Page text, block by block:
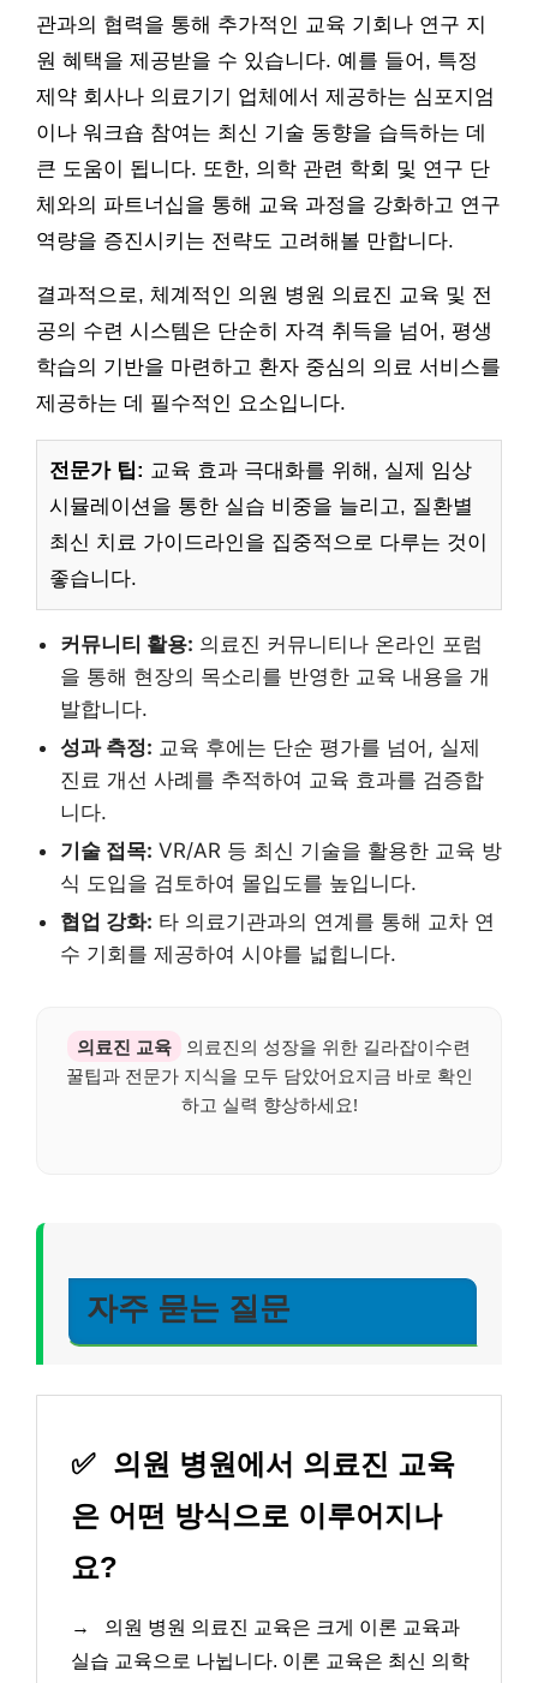
관과의 협력을 통해 추가적인 교육 기회나 연구 지
원 혜택을 제공받을 수 있습니다. 예를 들어, 특정
제약 회사나 의료기기 업체에서 제공하는 심포지엄
이나 워크숍 참여는 최신 기술 동향을 습득하는 데
큰 도움이 됩니다. 또한, 의학 관련 학회 및 연구 단
체와의 파트너십을 통해 교육 과정을 강화하고 연구
역량을 증진시키는 전략도 고려해볼 만합니다.
결과적으로, 체계적인 의원 병원 의료진 교육 및 전
공의 수련 시스템은 단순히 자격 취득을 넘어, 평생
학습의 기반을 마련하고 환자 중심의 의료 서비스를
제공하는 데 필수적인 요소입니다.
전문가 팁: 교육 효과 극대화를 위해, 실제 임상
시뮬레이션을 통한 실습 비중을 늘리고, 질환별
최신 치료 가이드라인을 집중적으로 다루는 것이
좋습니다.
커뮤니티 활용: 의료진 커뮤니티나 온라인 포럼
을 통해 현장의 목소리를 반영한 교육 내용을 개
발합니다.
성과 측정: 교육 후에는 단순 평가를 넘어, 실제
진료 개선 사례를 추적하여 교육 효과를 검증합
니다.
기술 접목: VR/AR 등 최신 기술을 활용한 교육 방
식 도입을 검토하여 몰입도를 높입니다.
협업 강화: 타 의료기관과의 연계를 통해 교차 연
수 기회를 제공하여 시야를 넓힙니다.
의료진 교육
의료진의 성장을 위한 길라잡이수련
꿀팁과 전문가 지식을 모두 담았어요지금 바로 확인
하고 실력 향상하세요!
자주 묻는 질문
✅ 의원 병원에서 의료진 교육
은 어떤 방식으로 이루어지나
요?
→
의원 병원 의료진 교육은 크게 이론 교육과
실습 교육으로 나뉩니다. 이론 교육은 최신 의학